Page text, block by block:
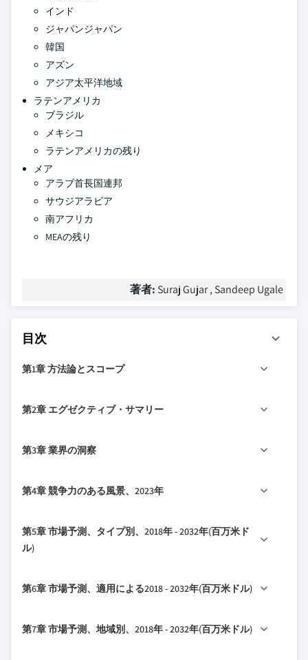
インド
ジャパンジャパン
韓国
アズン
アジア太平洋地域
ラテンアメリカ
ブラジル
メキシコ
ラテンアメリカの残り
メア
アラブ首長国連邦
サウジアラビア
南アフリカ
MEAの残り
著者: Suraj Gujar , Sandeep Ugale
目次
第1章 方法論とスコープ
1.2 ベース見積りと計算
1.4 の データソース
1.4.2 二次
1.4.2.2 公開情報
第2章 エグゼクティブ・サマリー
第3章 業界の洞察
3.2 利益証拠金分析
3.4 特許分析
3.7マイル 衝撃力
3.7.1.1の 空港でのセキュリティ対策を強化
第4章 競争力のある風景、2023年
4.2 企業市場シェア分析
第5章 市場予測、タイプ別、2018年 - 2032年(百万米ド
ル)
5.2 手持ち型
第6章 市場予測、適用による2018 - 2032年(百万米ドル)
6.2 税関および境界保護
第7章 市場予測、地域別、2018年 - 2032年(百万米ドル)